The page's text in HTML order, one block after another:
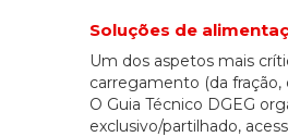
Soluções de
Um dos aspetos mais
carregamento (da fração,
O Guia Técnico DGEG
exclusivo/partilhado,